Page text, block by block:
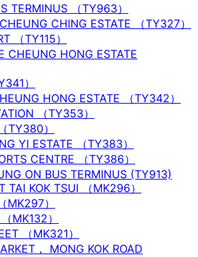
TERMINUS （TY963）
CHING ESTATE （TY327）
（TY115）
CHEUNG HONG ESTATE
）
HONG ESTATE （TY342）
（TY353）
TY380）
YI ESTATE （TY383）
CENTRE （TY386）
ON BUS TERMINUS (TY913)
TAI KOK TSUI （MK296）
MK297）
MK132）
（MK321）
， MONG KOK ROAD